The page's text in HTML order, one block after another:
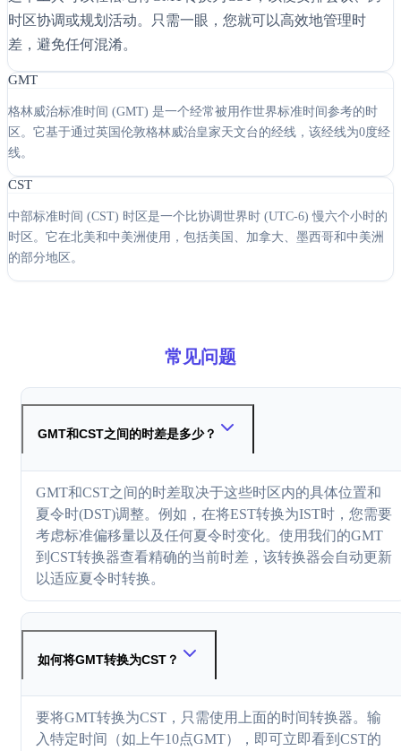
时区协调或规划活动。只需一眼，您就可以高效地管理时
差，避免任何混淆。
GMT
格林威治标准时间 (GMT) 是一个经常被用作世界标准时间参考的时
区。它基于通过英国伦敦格林威治皇家天文台的经线，该经线为0度经
线。
CST
中部标准时间 (CST) 时区是一个比协调世界时 (UTC-6) 慢六个小时的
时区。它在北美和中美洲使用，包括美国、加拿大、墨西哥和中美洲
的部分地区。
常见问题
GMT和CST之间的时差是多少？
GMT和CST之间的时差取决于这些时区内的具体位置和
夏令时(DST)调整。例如，在将EST转换为IST时，您需要
考虑标准偏移量以及任何夏令时变化。使用我们的GMT
到CST转换器查看精确的当前时差，该转换器会自动更新
以适应夏令时转换。
如何将GMT转换为CST？
要将GMT转换为CST，只需使用上面的时间转换器。输
入特定时间（如上午10点GMT），即可立即看到CST的